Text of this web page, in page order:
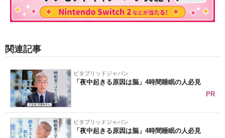
関連記事
ビタブリッドジャパン
「夜中起きる原因は脳」4時間睡眠の人必見
PR
ビタブリッドジャパン
「夜中起きる原因は脳」4時間睡眠の人必見